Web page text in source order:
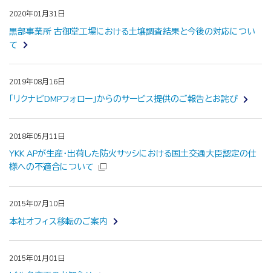
2020年01月31日
黒部事業所 古御堂工場における土壌調査結果と今後の対応につい
て
2019年08月16日
「リクナビDMPフォロー」からのサービス提供のご報告とお詫び
2018年05月11日
YKK APが生産・出荷した防火サッシにおける国土交通大臣認定の仕
様への不適合について
2015年07月10日
本社オフィス移転のご案内
2015年01月01日